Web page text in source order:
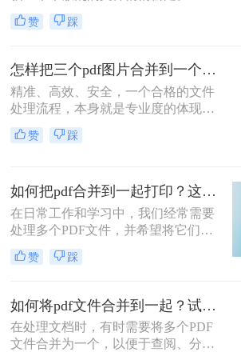
为一名从事电脑办公软件测评多年的
博主，小编经常被粉丝问到：“怎么
背后却藏着效率的巨大分水岭。职场
办公人群和自媒体创作者们，常常陷
入信息碎片化、操作繁琐和安全隐忧
的困境。
赞 踩
怎样把三个pdf图片合并到一个文件？三招搞定，职场效率飙升秘籍！
精准、高效、安全，一个合格的文件
处理流程，本身就是专业度的体现。
在信息爆炸的职场，我们每天都要与
海量文档打交道。你是否也经常遇到
PDF，或是三份散乱的报告图表
PDF，急需你整理成一个规整的文件
进行提交或归档？
赞 踩
如何把pdf合并到一起打印？这4种合并方法了解一下！
在日常工作和学习中，我们经常需要
处理多个PDF文件，并希望将它们合
并成一个文件进行打印，以便于管理
和节省纸张。那么如何把pdf合并到一
合并PDF文件并打印，每种方法都附
有简介。
赞 踩
如何将pdf文件合并到一起？试试这二个合并方法！
在处理文档时，有时需要将多个PDF
文件合并为一个，以便于查阅、分享